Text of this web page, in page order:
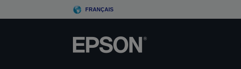
to
FRANÇAIS